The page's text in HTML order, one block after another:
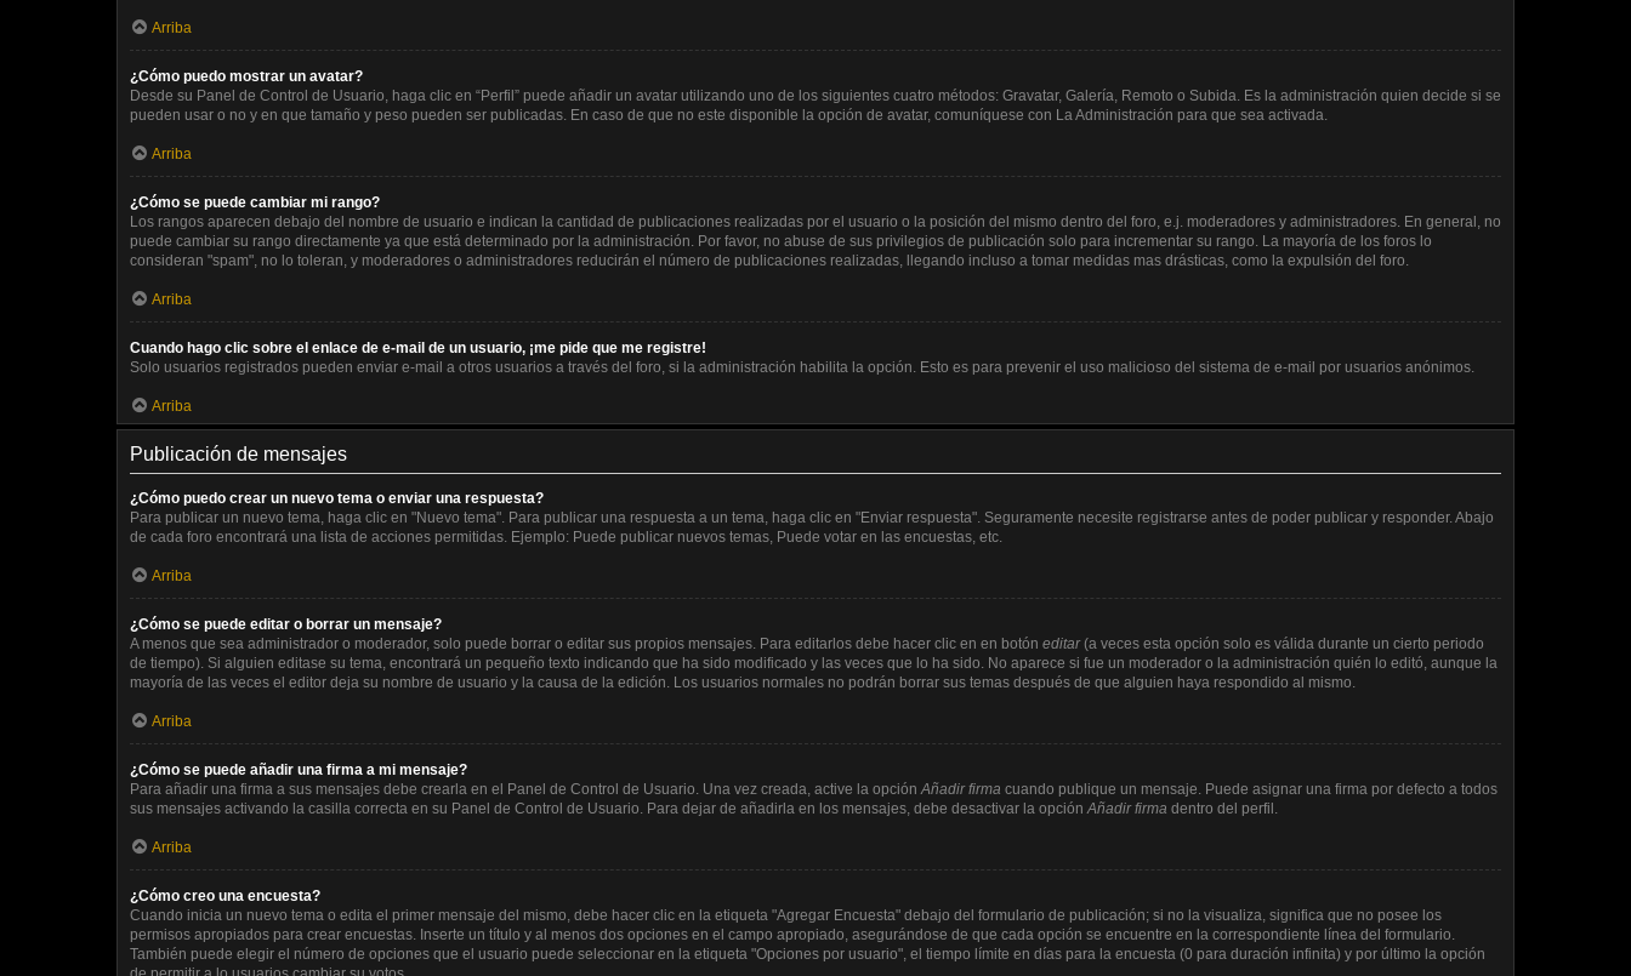
Arriba
¿Cómo puedo mostrar un avatar?
Desde su Panel de Control de Usuario, haga clic en “Perfil” puede añadir un avatar utilizando uno de los siguientes cuatro métodos: Gravatar, Galería, Remoto o Subida. Es la administración quien decide si se
pueden usar o no y en que tamaño y peso pueden ser publicadas. En caso de que no este disponible la opción de avatar, comuníquese con La Administración para que sea activada.
Arriba
¿Cómo se puede cambiar mi rango?
Los rangos aparecen debajo del nombre de usuario e indican la cantidad de publicaciones realizadas por el usuario o la posición del mismo dentro del foro, e.j. moderadores y administradores. En general, no
puede cambiar su rango directamente ya que está determinado por la administración. Por favor, no abuse de sus privilegios de publicación solo para incrementar su rango. La mayoría de los foros lo
consideran "spam", no lo toleran, y moderadores o administradores reducirán el número de publicaciones realizadas, llegando incluso a tomar medidas mas drásticas, como la expulsión del foro.
Arriba
Cuando hago clic sobre el enlace de e-mail de un usuario, ¡me pide que me registre!
Solo usuarios registrados pueden enviar e-mail a otros usuarios a través del foro, si la administración habilita la opción. Esto es para prevenir el uso malicioso del sistema de e-mail por usuarios anónimos.
Arriba
Publicación de mensajes
¿Cómo puedo crear un nuevo tema o enviar una respuesta?
Para publicar un nuevo tema, haga clic en "Nuevo tema". Para publicar una respuesta a un tema, haga clic en "Enviar respuesta". Seguramente necesite registrarse antes de poder publicar y responder. Abajo
de cada foro encontrará una lista de acciones permitidas. Ejemplo: Puede publicar nuevos temas, Puede votar en las encuestas, etc.
Arriba
¿Cómo se puede editar o borrar un mensaje?
A menos que sea administrador o moderador, solo puede borrar o editar sus propios mensajes. Para editarlos debe hacer clic en en botón editar(a veces esta opción solo es válida durante un cierto periodo
de tiempo). Si alguien editase su tema, encontrará un pequeño texto indicando que ha sido modificado y las veces que lo ha sido. No aparece si fue un moderador o la administración quién lo editó, aunque la
mayoría de las veces el editor deja su nombre de usuario y la causa de la edición. Los usuarios normales no podrán borrar sus temas después de que alguien haya respondido al mismo.
Arriba
¿Cómo se puede añadir una firma a mi mensaje?
Para añadir una firma a sus mensajes debe crearla en el Panel de Control de Usuario. Una vez creada, active la opciónAñadir firma cuando publique un mensaje. Puede asignar una firma por defecto a todos
sus mensajes activando la casilla correcta en su Panel de Control de Usuario. Para dejar de añadirla en los mensajes, debe desactivar la opciónAñadir firma dentro del perfil.
Arriba
¿Cómo creo una encuesta?
Cuando inicia un nuevo tema o edita el primer mensaje del mismo, debe hacer clic en la etiqueta "Agregar Encuesta" debajo del formulario de publicación; si no la visualiza, significa que no posee los
permisos apropiados para crear encuestas. Inserte un título y al menos dos opciones en el campo apropiado, asegurándose de que cada opción se encuentre en la correspondiente línea del formulario.
También puede elegir el número de opciones que el usuario puede seleccionar en la etiqueta "Opciones por usuario", el tiempo límite en días para la encuesta (0 para duración infinita) y por último la opción